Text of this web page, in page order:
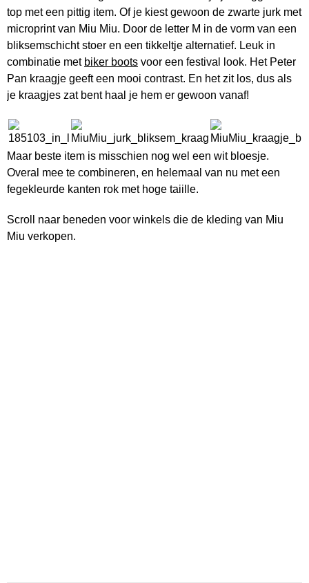
top met een pittig item. Of je kiest gewoon de zwarte jurk met
microprint van Miu Miu. Door de letter M in de vorm van een
bliksemschicht stoer en een tikkeltje alternatief. Leuk in
combinatie met biker boots voor een festival look. Het Peter
Pan kraagje geeft een mooi contrast. En het zit los, dus als
je kraagjes zat bent haal je hem er gewoon vanaf!
Maar beste item is misschien nog wel een wit bloesje.
Overal mee te combineren, en helemaal van nu met een
fegekleurde kanten rok met hoge taiille.
Scroll naar beneden voor winkels die de kleding van Miu
Miu verkopen.